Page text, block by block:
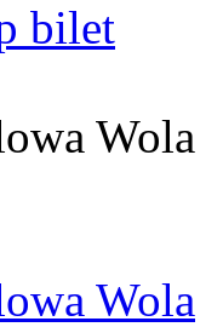
bilet
Wola
Wola